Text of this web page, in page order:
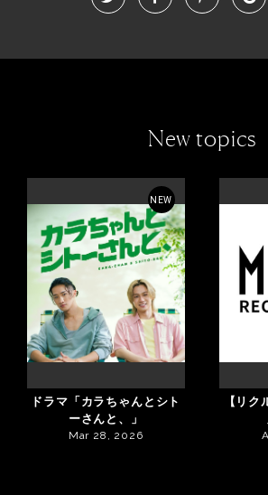
New topics
NEW
ドラマ「カラちゃんとシト
ーさんと、」
Mar 28, 2026
【リ